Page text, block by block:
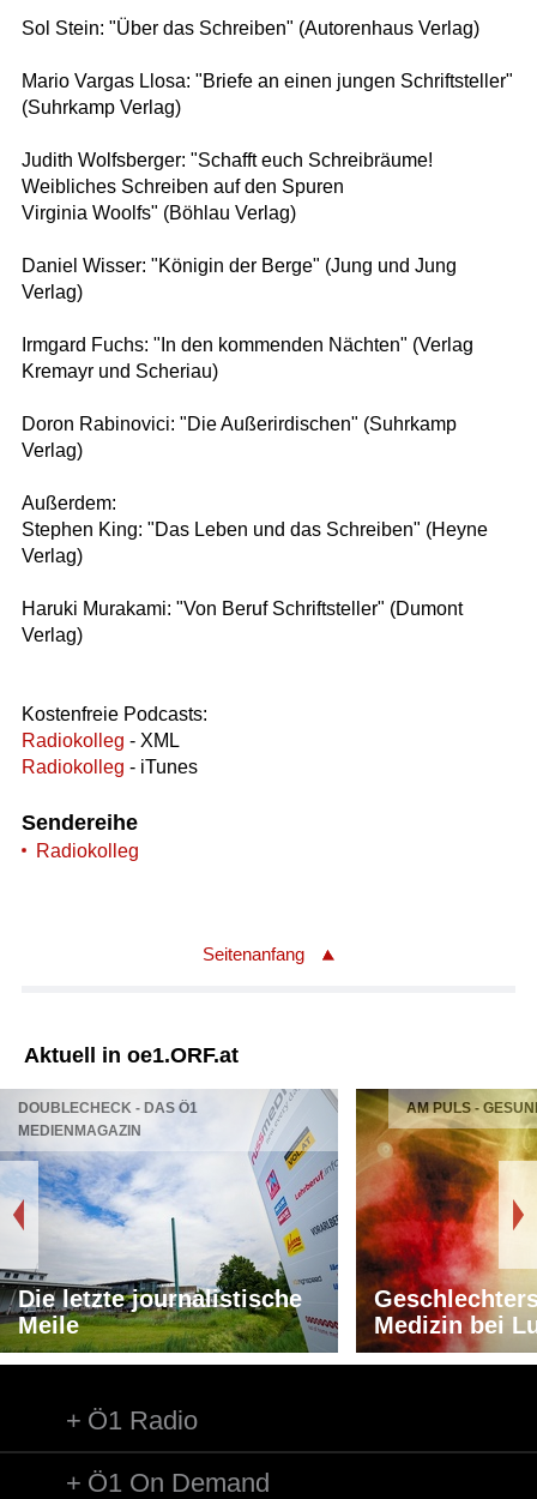
Sol Stein: "Über das Schreiben" (Autorenhaus Verlag)
Mario Vargas Llosa: "Briefe an einen jungen Schriftsteller"
(Suhrkamp Verlag)
Judith Wolfsberger: "Schafft euch Schreibräume!
Weibliches Schreiben auf den Spuren
Virginia Woolfs" (Böhlau Verlag)
Daniel Wisser: "Königin der Berge" (Jung und Jung
Verlag)
Irmgard Fuchs: "In den kommenden Nächten" (Verlag
Kremayr und Scheriau)
Doron Rabinovici: "Die Außerirdischen" (Suhrkamp
Verlag)
Außerdem:
Stephen King: "Das Leben und das Schreiben" (Heyne
Verlag)
Haruki Murakami: "Von Beruf Schriftsteller" (Dumont
Verlag)
Kostenfreie Podcasts:
Radiokolleg - XML
Radiokolleg - iTunes
Sendereihe
Radiokolleg
Seitenanfang
Aktuell in oe1.ORF.at
DOUBLECHECK - DAS Ö1
MEDIENMAGAZIN
Die letzte journalistische
Meile
AM PULS -
Medizin bei
Ö1 Radio
Ö1 On Demand